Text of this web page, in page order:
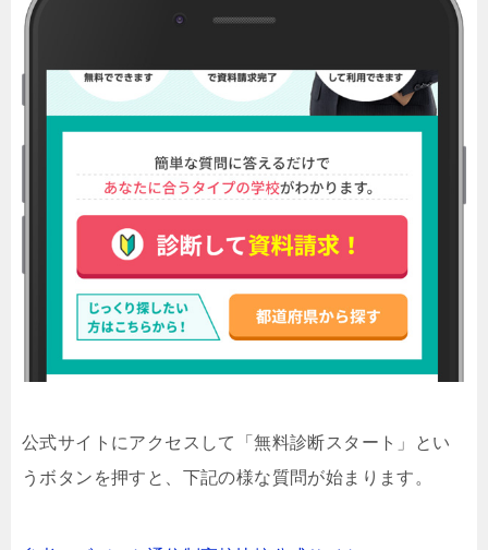
公式サイトにアクセスして「無料診断スタート」とい
うボタンを押すと、下記の様な質問が始まります。